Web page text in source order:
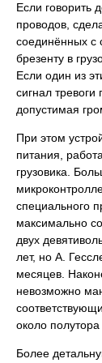
Если говорить
проводов,
соединённых с
брезенту в
Если один из
сигнал
допустимая
При этом
питания,
грузовика.
специального
максимально
двух
лет, но А.
месяцев.
невозможно
около полутора
Более